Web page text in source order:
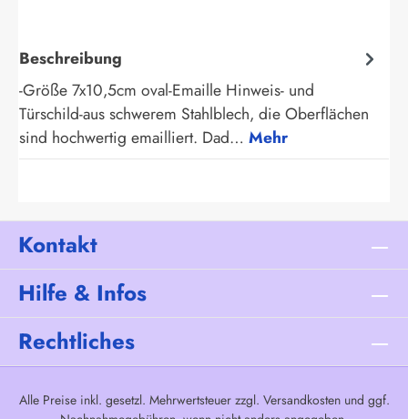
Beschreibung
-Größe 7x10,5cm oval-Emaille Hinweis- und
Türschild-aus schwerem Stahlblech, die Oberflächen
sind hochwertig emailliert. Dad… Mehr
Kontakt
Hilfe & Infos
Rechtliches
Alle Preise inkl. gesetzl. Mehrwertsteuer zzgl. Versandkostenund ggf.